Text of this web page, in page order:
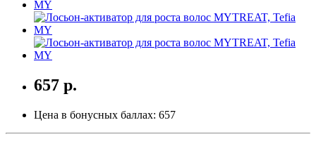
657 р.
Цена в бонусных баллах: 657